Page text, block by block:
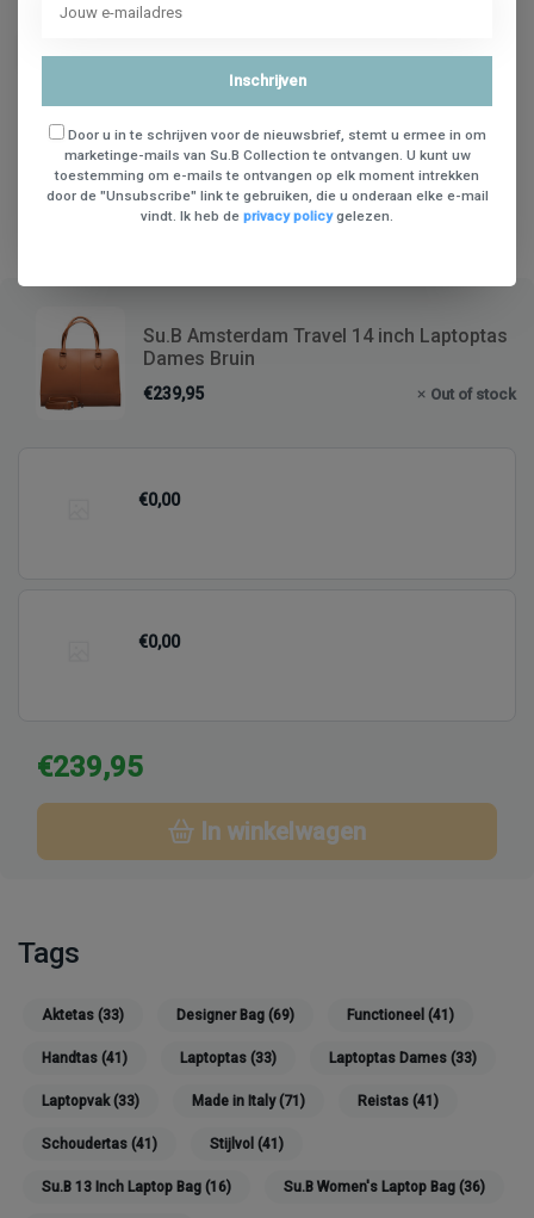
Je beoordeling toevoegen
Su.B Amsterdam Travel 14 inch Laptoptas
Dames Bruin
€239,95 Out of stock
€0,00
€0,00
€239,95
In winkelwagen
Tags
Aktetas (33) Designer Bag (69) Functioneel (41)
Handtas (41) Laptoptas (33) Laptoptas Dames (33)
Laptopvak(33) Made in Italy(71) Reistas (41)
Schoudertas (41) Stijlvol (41)
Su.B 13 Inch Laptop Bag (16) Su.B Women's Laptop Bag (36)
Inschrijven
Door u in te schrijven voor de nieuwsbrief, stemt u ermee in om
marketinge-mails van Su.B Collection te ontvangen. U kunt uw
toestemming om e-mails te ontvangen op elk moment intrekken
door de "Unsubscribe" link te gebruiken, die u onderaan elke e-mail
vindt. Ik heb de privacy policygelezen.